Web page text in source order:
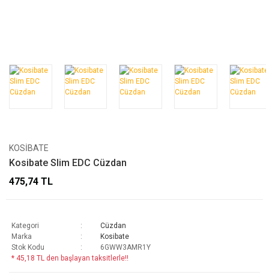
KOSIBATE
Kosibate Slim EDC Cüzdan
475,74 TL
Kategori
Cüzdan
Marka
Kosibate
Stok Kodu
6GWW3AMR1Y
* 45,18 TL den başlayan taksitlerle!!